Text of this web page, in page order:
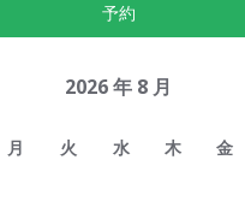
予約
2026年 8 月
月 火 水 木 金